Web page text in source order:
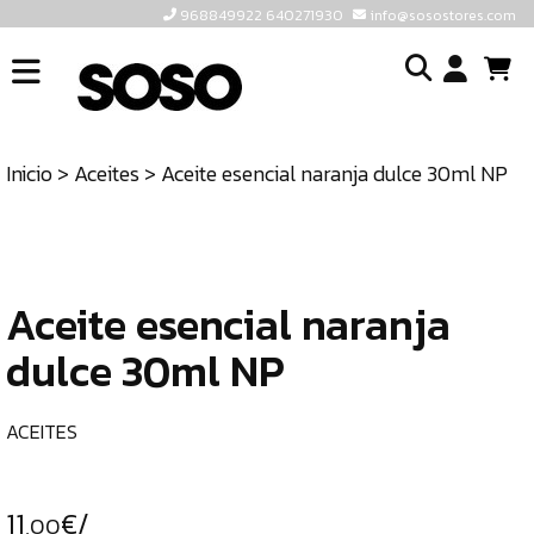
968849922 640271930 info@sosostores.com
INICIO
TIENDA
968849922
640271930
INFO@SOSOSTORES.COM
Inicio> Aceites> Aceite esencial naranja dulce 30ml NP
Aceite esencial naranja
dulce 30ml NP
ACEITES
11,00€/